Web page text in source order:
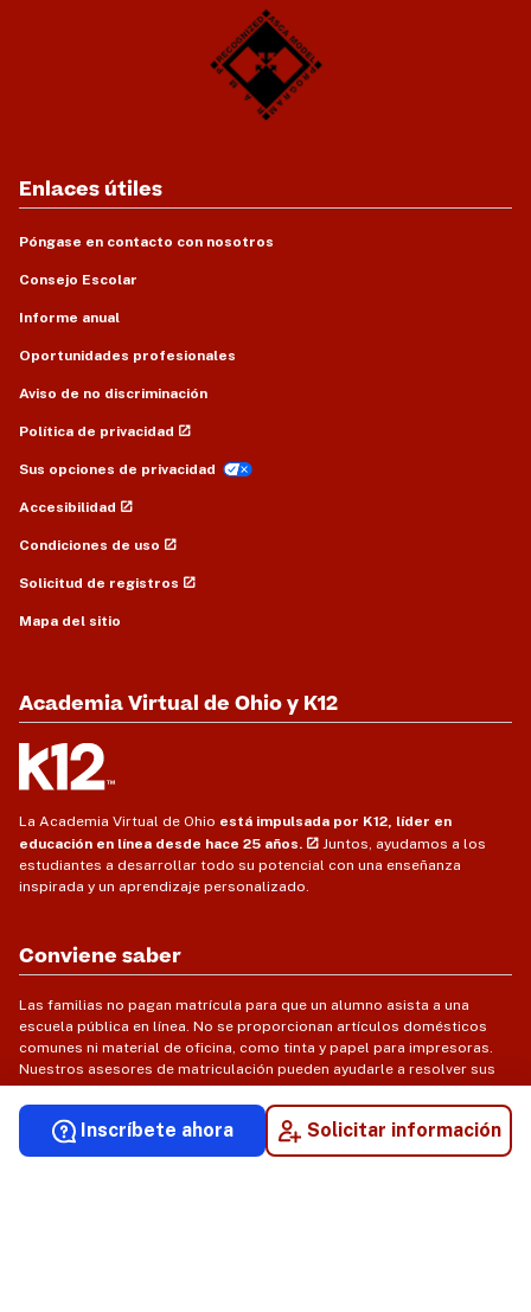
Enlaces útiles
Póngase en contacto con nosotros
Consejo Escolar
Informe anual
Oportunidades profesionales
Aviso de no discriminación
Política de privacidad
Sus opciones de privacidad
Accesibilidad
Condiciones de uso
Solicitud de registros
Mapa del sitio
Academia Virtual de Ohio y K12
La Academia Virtual de Ohio está impulsada por K12, líder en
educación en línea desde hace 25 años.
Juntos, ayudamos a los
estudiantes a desarrollar todo su potencial con una enseñanza
inspirada y un aprendizaje personalizado.
Conviene saber
Las familias no pagan matrícula para que un alumno asista a una
escuela pública en línea. No se proporcionan artículos domésticos
comunes ni material de oficina, como tinta y papel para impresoras.
Nuestros asesores de matriculación pueden ayudarle a resolver sus
dudas y necesidades tecnológicas e informáticas.
Inscríbete ahora Solicitar información